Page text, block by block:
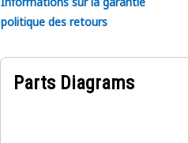
politique des retours
Parts Diagrams